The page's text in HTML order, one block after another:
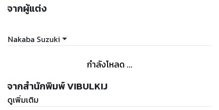
จากผู้แต่ง
Nakaba Suzuki
กำลังโหลด ...
จากสำนักพิมพ์ VIBULKIJ
ดูเพิ่มเติม